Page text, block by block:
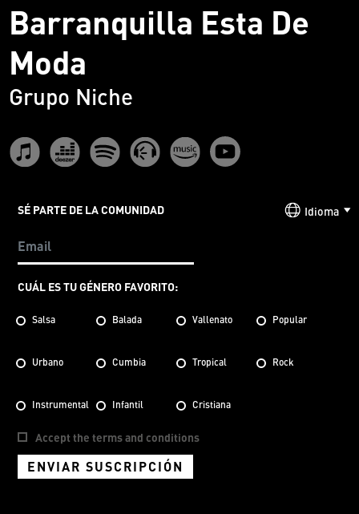
Barranquilla Esta De
Moda
Grupo Niche
SÉ PARTE DE LA COMUNIDAD
CUÁL ES TU GÉNERO FAVORITO:
Salsa Balada Vallenato Popular
Urbano Cumbia Tropical Rock
Instrumental Infantil Cristiana
Accept the terms and conditions
ENVIAR SUSCRIPCIÓN
Idioma